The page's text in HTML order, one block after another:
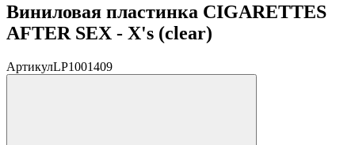
Виниловая пластинка CIGARETTES
AFTER SEX - X's (clear)
АртикулLP1001409